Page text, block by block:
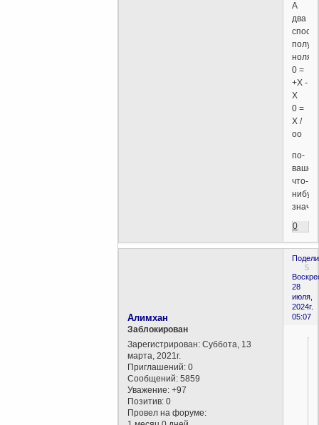
А
два
ноля:
0 =
+X -
X
0 =
X /
oo
по-
что-
0
5
28
июля,
2024г.
05:07
Алимхан
Заблокирован
Зарегистрирован: Суббота, 13
марта, 2021г.
Приглашений: 0
Сообщений: 5859
Уважение: +97
Позитив: 0
Провел на форуме: